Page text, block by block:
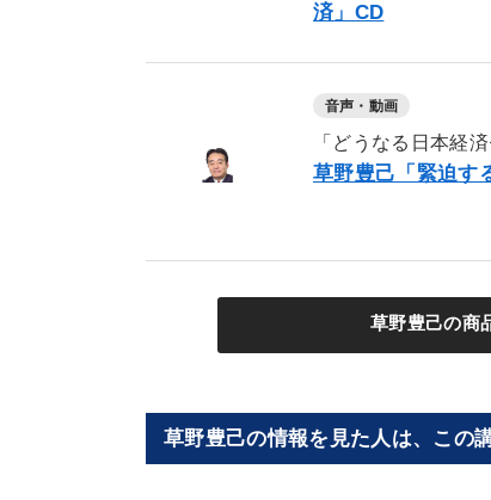
済」CD
音声・動画
「どうなる日本経
草野豊己「緊迫す
草野豊己の商
草野豊己の情報を見た人は、この